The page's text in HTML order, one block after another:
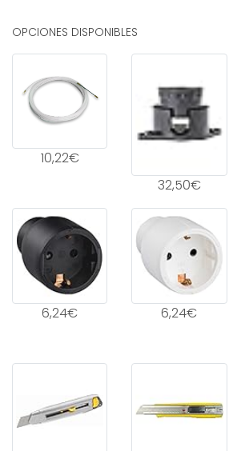
OPCIONES DISPONIBLES
10,22€
32,50€
6,24€
6,24€